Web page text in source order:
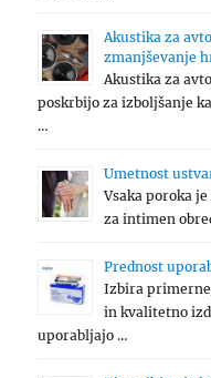
Akustika za
zmanjševanje
Akustika za
poskrbijo za izboljšanje
…
Umetnost
Vsaka poroka
za intimen
Prednost
Izbira
in kvalitetno
uporabljajo …